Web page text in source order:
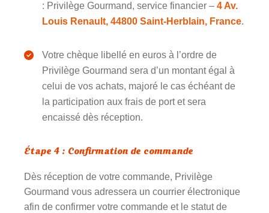
: Privilège Gourmand, service financier –4 Av.
Louis Renault, 44800 Saint-Herblain, France.
Votre chèque libellé en euros à l’ordre de
Privilège Gourmand sera d’un montant égal à
celui de vos achats, majoré le cas échéant de
la participation aux frais de port et sera
encaissé dès réception.
Étape 4 : Confirmation de commande
Dès réception de votre commande, Privilège
Gourmand vous adressera un courrier électronique
afin de confirmer votre commande et le statut de